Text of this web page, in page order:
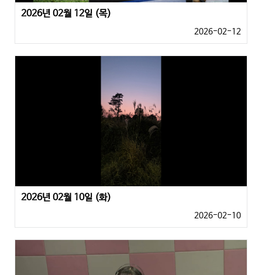
2026년 02월 12일 (목)
2026-02-12
2026년 02월 10일 (화)
2026-02-10